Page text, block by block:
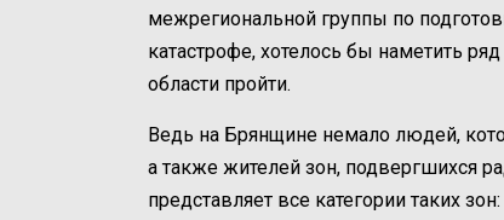
межрегиональной группы по
катастрофе, хотелось бы наметить
области пройти.
Ведь на Брянщине немало людей,
а также жителей зон, подвергшихся
представляет все категории таких